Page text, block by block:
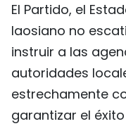
El Partido, el
laosiano no
instruir a las
autoridades
estrechamente
garantizar el